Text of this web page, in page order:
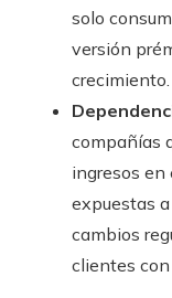
solo
versión
crecimiento.
compañías
ingresos en
expuestas
cambios
clientes